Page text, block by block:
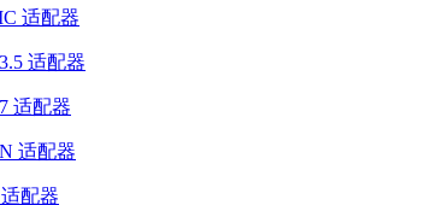
适配器
适配器
适配器
适配器
配器